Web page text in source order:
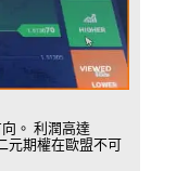
。 利潤高達
元期權在歐盟不可